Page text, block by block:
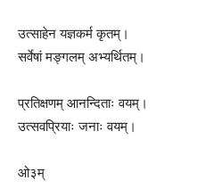
उत्साहेन यज्ञकर्म कृतम्।
सर्वेषां मङ्गलम् अभ्यर्थितम्।
प्रतिक्षणम् आनन्दिताः वयम्।
उत्सवप्रियाः जनाः वयम्।
ओ३म्